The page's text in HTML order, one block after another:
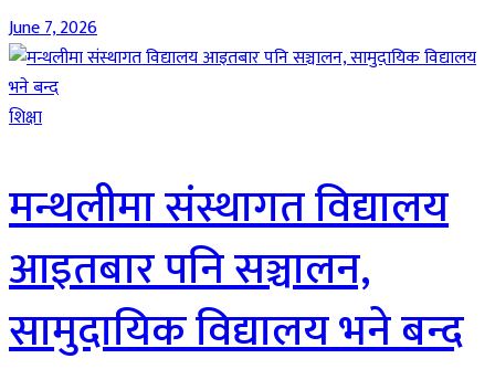
June 7, 2026
शिक्षा
मन्थलीमा संस्थागत विद्यालय
आइतबार पनि सञ्चालन,
सामुदायिक विद्यालय भने बन्द